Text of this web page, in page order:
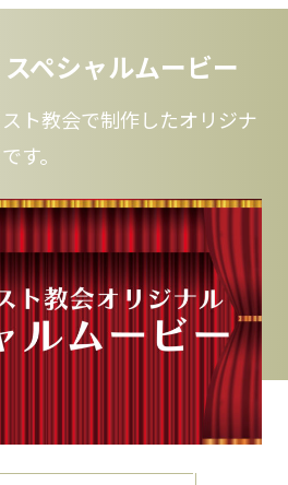
ペシャルムービー
ト教会で制作したオリジナ
す。